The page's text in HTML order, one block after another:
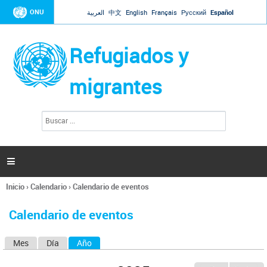
Jump to navigation
ONU العربية 中文 English Français Русский Español
Refugiados y
migrantes
l
s

Se
usted
Inicio›Calendario›Calendario de eventos
Calendario de eventos
Mes Día Año